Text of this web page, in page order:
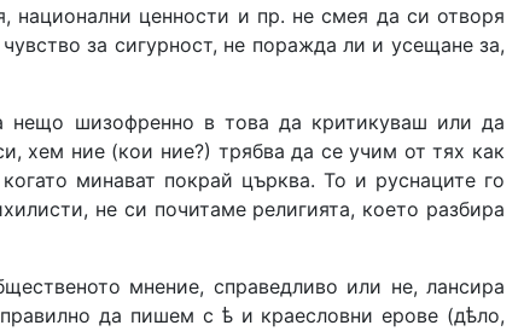
национални ценности и пр. не смея да си отворя
за сигурност, не поражда ли и усещане за,
нещо шизофренно в това да критикуваш или да
хем ние (кои ние?) трябва да се учим от тях как
минават покрай църква. То и руснаците го
не си почитаме религията, което разбира
мнение, справедливо или не, лансира
да пишем с ѣ и краесловни ерове (дѣло,